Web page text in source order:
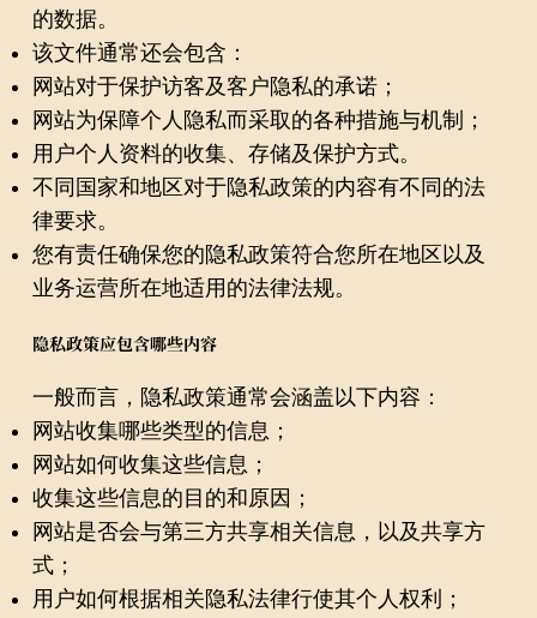
的数据。
该文件通常还会包含：
网站对于保护访客及客户隐私的承诺；
网站为保障个人隐私而采取的各种措施与机制；
用户个人资料的收集、存储及保护方式。
不同国家和地区对于隐私政策的内容有不同的法
律要求。
您有责任确保您的隐私政策符合您所在地区以及
业务运营所在地适用的法律法规。
隐私政策应包含哪些内容
一般而言，隐私政策通常会涵盖以下内容：
网站收集哪些类型的信息；
网站如何收集这些信息；
收集这些信息的目的和原因；
网站是否会与第三方共享相关信息，以及共享方
式；
用户如何根据相关隐私法律行使其个人权利；